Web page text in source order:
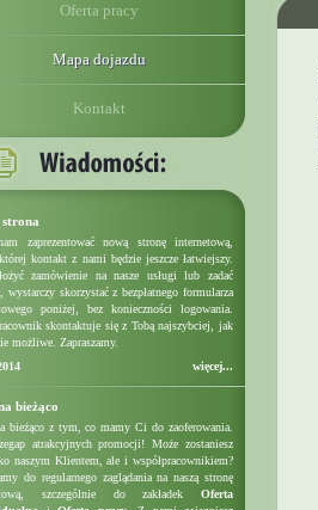
Oferta pracy
Mapa dojazdu
Kontakt
zaprezentować nową stronę internetową,
kontakt z nami będzie jeszcze łatwiejszy.
zamówienie na nasze usługi lub zadać
wystarczy skorzystać z bezpłatnego formularza
poniżej, bez konieczności logowania.
skontaktuje się z Tobą najszybciej, jak
możliwe. Zapraszamy.
więcej...
bieżąco
bieżąco z tym, co mamy Ci do zaoferowania.
atrakcyjnych promocji! Może zostaniesz
naszym Klientem, ale i współpracownikiem?
do regularnego zaglądania na naszą stronę
szczególnie do zakładek Oferta